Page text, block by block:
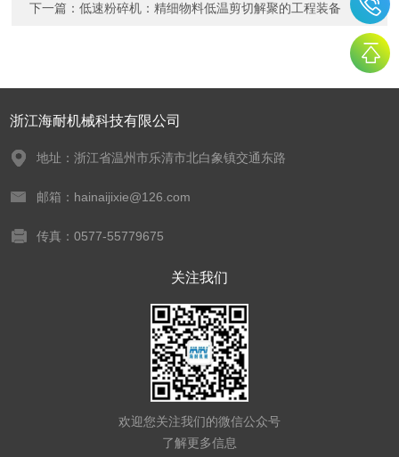
下一篇：低速粉碎机：精细物料低温剪切解聚的工程装备
浙江海耐机械科技有限公司
地址：浙江省温州市乐清市北白象镇交通东路
邮箱：hainaijixie@126.com
传真：0577-55779675
关注我们
欢迎您关注我们的微信公众号
了解更多信息